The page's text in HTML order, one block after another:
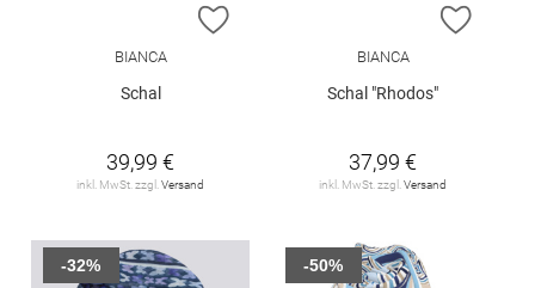
ZUR WUNSCHLISTE HINZUFÜGEN
BIANCA
Schal
39,99 €
inkl. MwSt. zzgl. Versand
ZUR
BIANCA
Schal "Rhodos"
37,99 €
inkl. MwSt. zzgl. Versand
-32% -50%